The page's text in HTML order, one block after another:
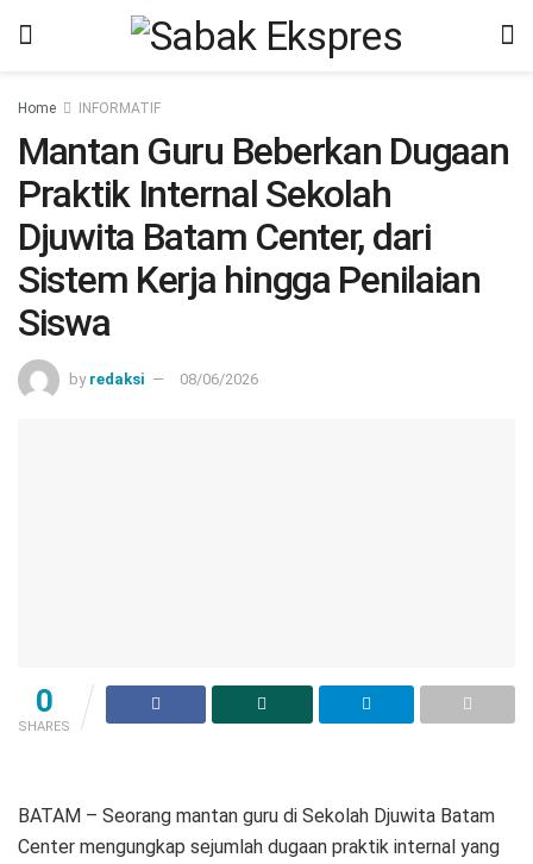
Home INFORMATIF
Mantan Guru Beberkan Dugaan
Praktik Internal Sekolah
Djuwita Batam Center, dari
Sistem Kerja hingga Penilaian
Siswa
by redaksi 08/06/2026
0
SHARES
BATAM – Seorang mantan guru di Sekolah Djuwita Batam
Center mengungkap sejumlah dugaan praktik internal yang